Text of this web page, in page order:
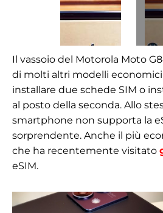
Il vassoio del Motorola Moto
di molti altri modelli
installare due schede SIM o
al posto della seconda. Allo
smartphone non supporta la
sorprendente. Anche il più
che ha recentemente visitato
eSIM.